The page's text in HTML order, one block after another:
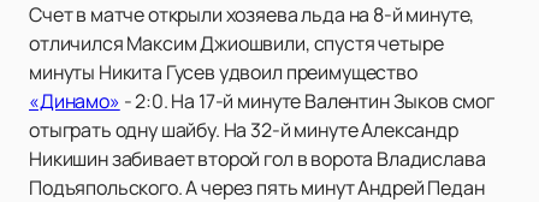
Счет в матче открыли хозяева льда на 8-й минуте,
отличился Максим Джиошвили, спустя четыре
минуты Никита Гусев удвоил преимущество
«Динамо» - 2:0. На 17-й минуте Валентин Зыков смог
отыграть одну шайбу. На 32-й минуте Александр
Никишин забивает второй гол в ворота Владислава
Подъяпольского. А через пять минут Андрей Педан